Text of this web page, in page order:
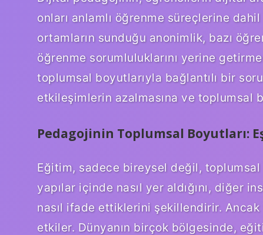
onları anlamlı öğrenme süreçlerine
ortamların sunduğu anonimlik, bazı
öğrenme sorumluluklarını yerine
toplumsal boyutlarıyla bağlantılı bir
etkileşimlerin azalmasına ve toplumsal
Pedagojinin Toplumsal Boyutları:
Eğitim, sadece bireysel değil,
yapılar içinde nasıl yer aldığını, diğer
nasıl ifade ettiklerini şekillendirir.
etkiler. Dünyanın birçok bölgesinde,